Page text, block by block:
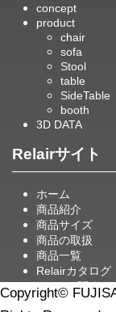
concept
product
chair
sofa
Stool
table
SideTable
booth
3D DATA
Relairサイト
ホーム
商品紹介
商品サイズ
商品の取扱
商品一覧
Relairカタログ
Relairに関する
Copyright©